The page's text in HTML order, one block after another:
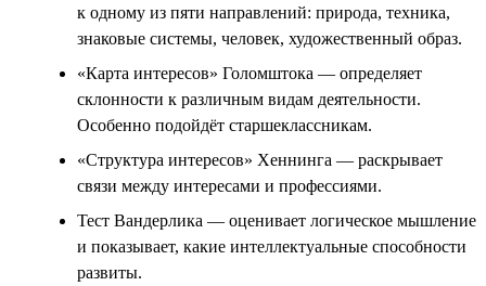
к одному из пяти направлений: природа, техника,
знаковые системы, человек, художественный образ.
«Карта интересов» Голомштока — определяет
склонности к различным видам деятельности.
Особенно подойдёт старшеклассникам.
«Структура интересов» Хеннинга — раскрывает
связи между интересами и профессиями.
Тест Вандерлика — оценивает логическое мышление
и показывает, какие интеллектуальные способности
развиты.